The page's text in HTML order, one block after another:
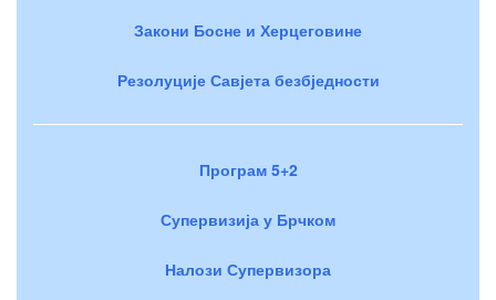
Закони Босне и Херцеговине
Резолуције Савјета безбједности
Програм 5+2
Супервизија у Брчком
Налози Супервизора